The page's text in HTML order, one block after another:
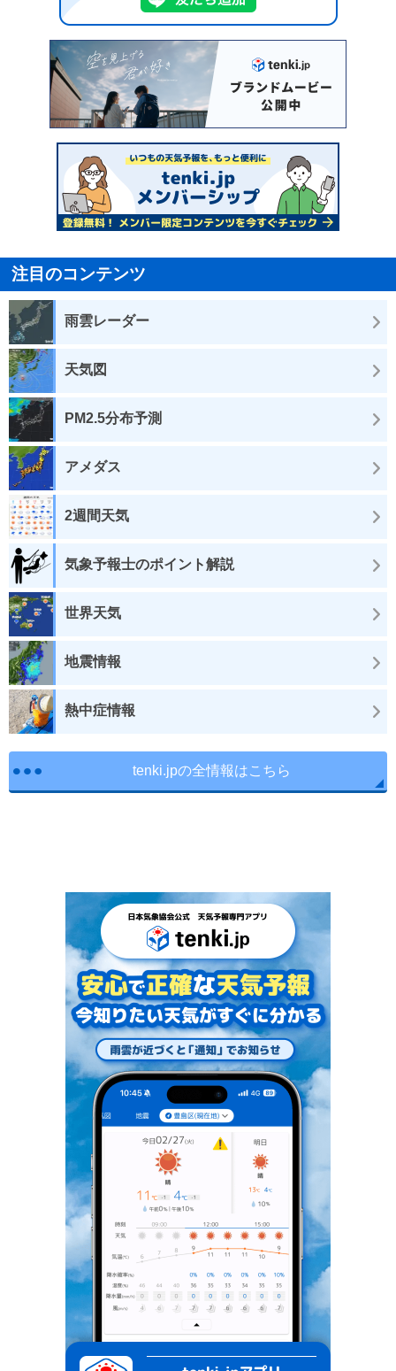
注目のコンテンツ
雨雲レーダー
天気図
PM2.5分布予測
アメダス
2週間天気
気象予報士のポイント解説
世界天気
地震情報
熱中症情報
tenki.jpの全情報はこちら